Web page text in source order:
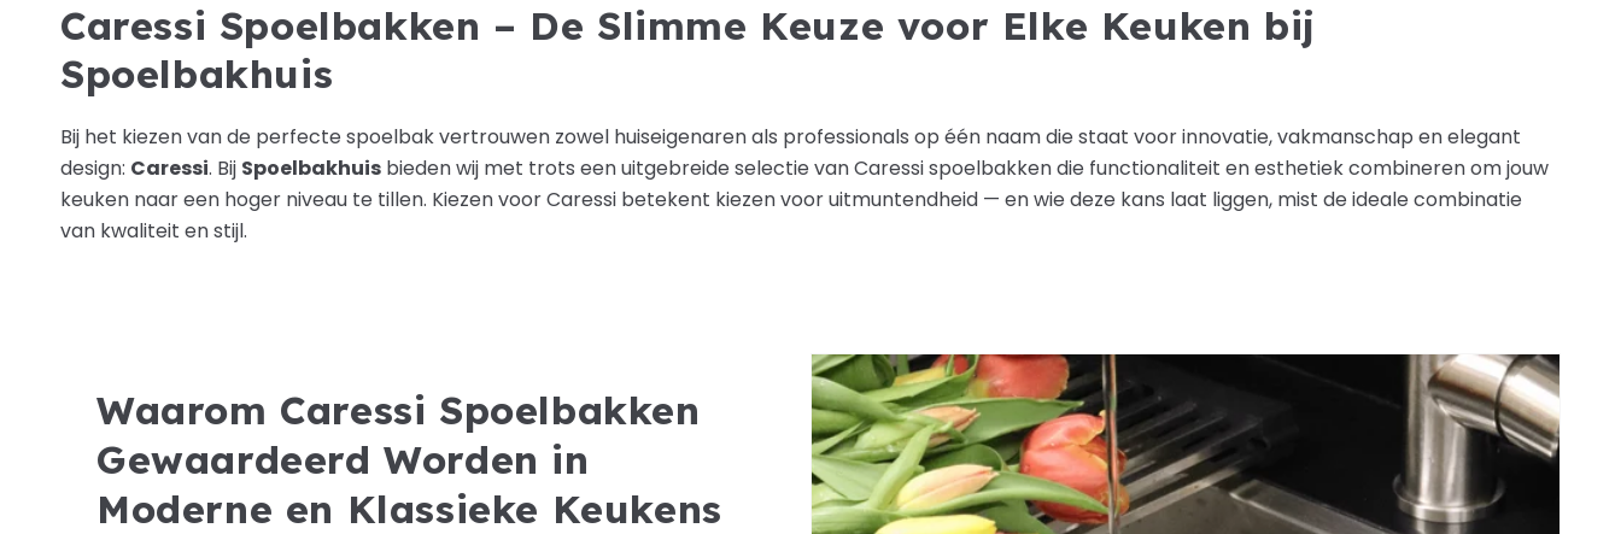
Caressi Spoelbakken – De Slimme Keuze voor Elke Keuken bij
Spoelbakhuis
Bij het kiezen van de perfecte spoelbak vertrouwen zowel huiseigenaren als professionals op één naam die staat voor innovatie, vakmanschap en elegant
design: Caressi. Bij Spoelbakhuis bieden wij met trots een uitgebreide selectie van Caressi spoelbakken die functionaliteit en esthetiek combineren om jouw
keuken naar een hoger niveau te tillen. Kiezen voor Caressi betekent kiezen voor uitmuntendheid — en wie deze kans laat liggen, mist de ideale combinatie
van kwaliteit en stijl.
Waarom Caressi Spoelbakken
Gewaardeerd Worden in
Moderne en Klassieke Keukens